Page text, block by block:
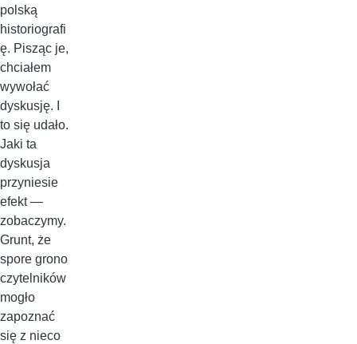
polską
historiografi
ę. Pisząc je,
chciałem
wywołać
dyskusję. I
to się udało.
Jaki ta
dyskusja
przyniesie
efekt —
zobaczymy.
Grunt, że
spore grono
czytelników
mogło
zapoznać
się z nieco